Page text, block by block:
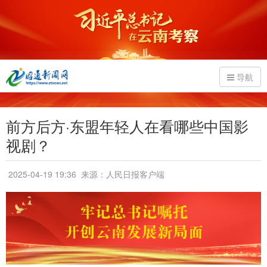
导航
前方后方·东盟年轻人在看哪些中国影
视剧？
2025-04-19 19:36 来源：人民日报客户端